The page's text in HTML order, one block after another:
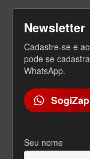
Newsletter
Cadastre-se e
pode se
WhatsApp.
SogiZap
Seu nome